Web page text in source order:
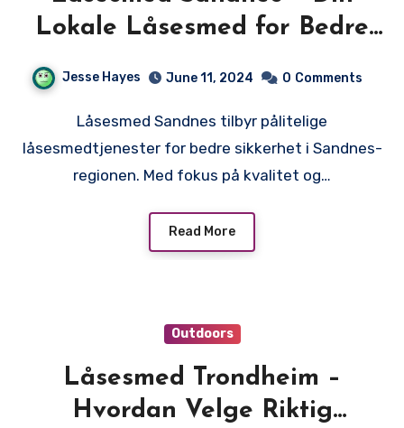
Lokale Låsesmed for Bedre
Jesse Hayes June 11, 2024 0 Comments
Låsesmed Sandnes tilbyr pålitelige
låsesmedtjenester for bedre sikkerhet i Sandnes-
regionen. Med fokus på kvalitet og…
Read More
Outdoors
Låsesmed Trondheim –
Hvordan Velge Riktig